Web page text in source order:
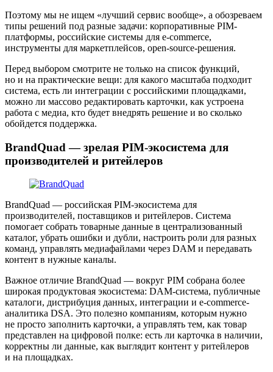
Поэтому мы не ищем «лучший сервис вообще», а обозреваем
типы решений под разные задачи: корпоративные PIM-
платформы, российские системы для e-commerce,
инструменты для маркетплейсов, open-source-решения.
Перед выбором смотрите не только на список функций,
но и на практические вещи: для какого масштаба подходит
система, есть ли интеграции с российскими площадками,
можно ли массово редактировать карточки, как устроена
работа с медиа, кто будет внедрять решение и во сколько
обойдется поддержка.
BrandQuad — зрелая PIM-экосистема для
производителей и ритейлеров
BrandQuad — российская PIM-экосистема для
производителей, поставщиков и ритейлеров. Система
помогает собрать товарные данные в централизованный
каталог, убрать ошибки и дубли, настроить роли для разных
команд, управлять медиафайлами через DAM и передавать
контент в нужные каналы.
Важное отличие BrandQuad — вокруг PIM собрана более
широкая продуктовая экосистема: DAM-система, публичные
каталоги, дистрибуция данных, интеграции и e-commerce-
аналитика DSA. Это полезно компаниям, которым нужно
не просто заполнить карточки, а управлять тем, как товар
представлен на цифровой полке: есть ли карточка в наличии,
корректны ли данные, как выглядит контент у ритейлеров
и на площадках.